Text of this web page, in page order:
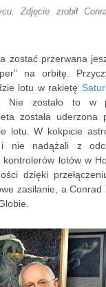
Zdjęcie zrobił
zostać przerwana
na orbitę.
lotu w rakietę
Nie zostało to w
została uderzona
lotu. W kokpicie
nie nadążali z
lotów w
dzięki
zasilanie, a